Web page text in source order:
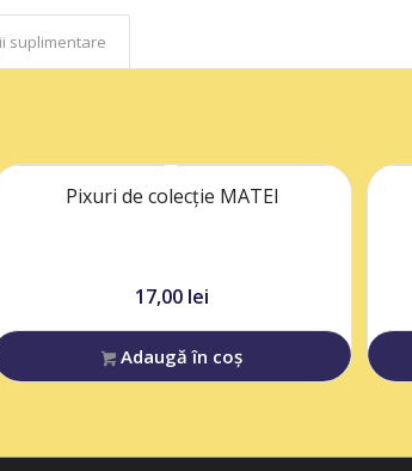
suplimentare
Pixuri de colecție MATEI
17,00 lei
Adaugă în coș